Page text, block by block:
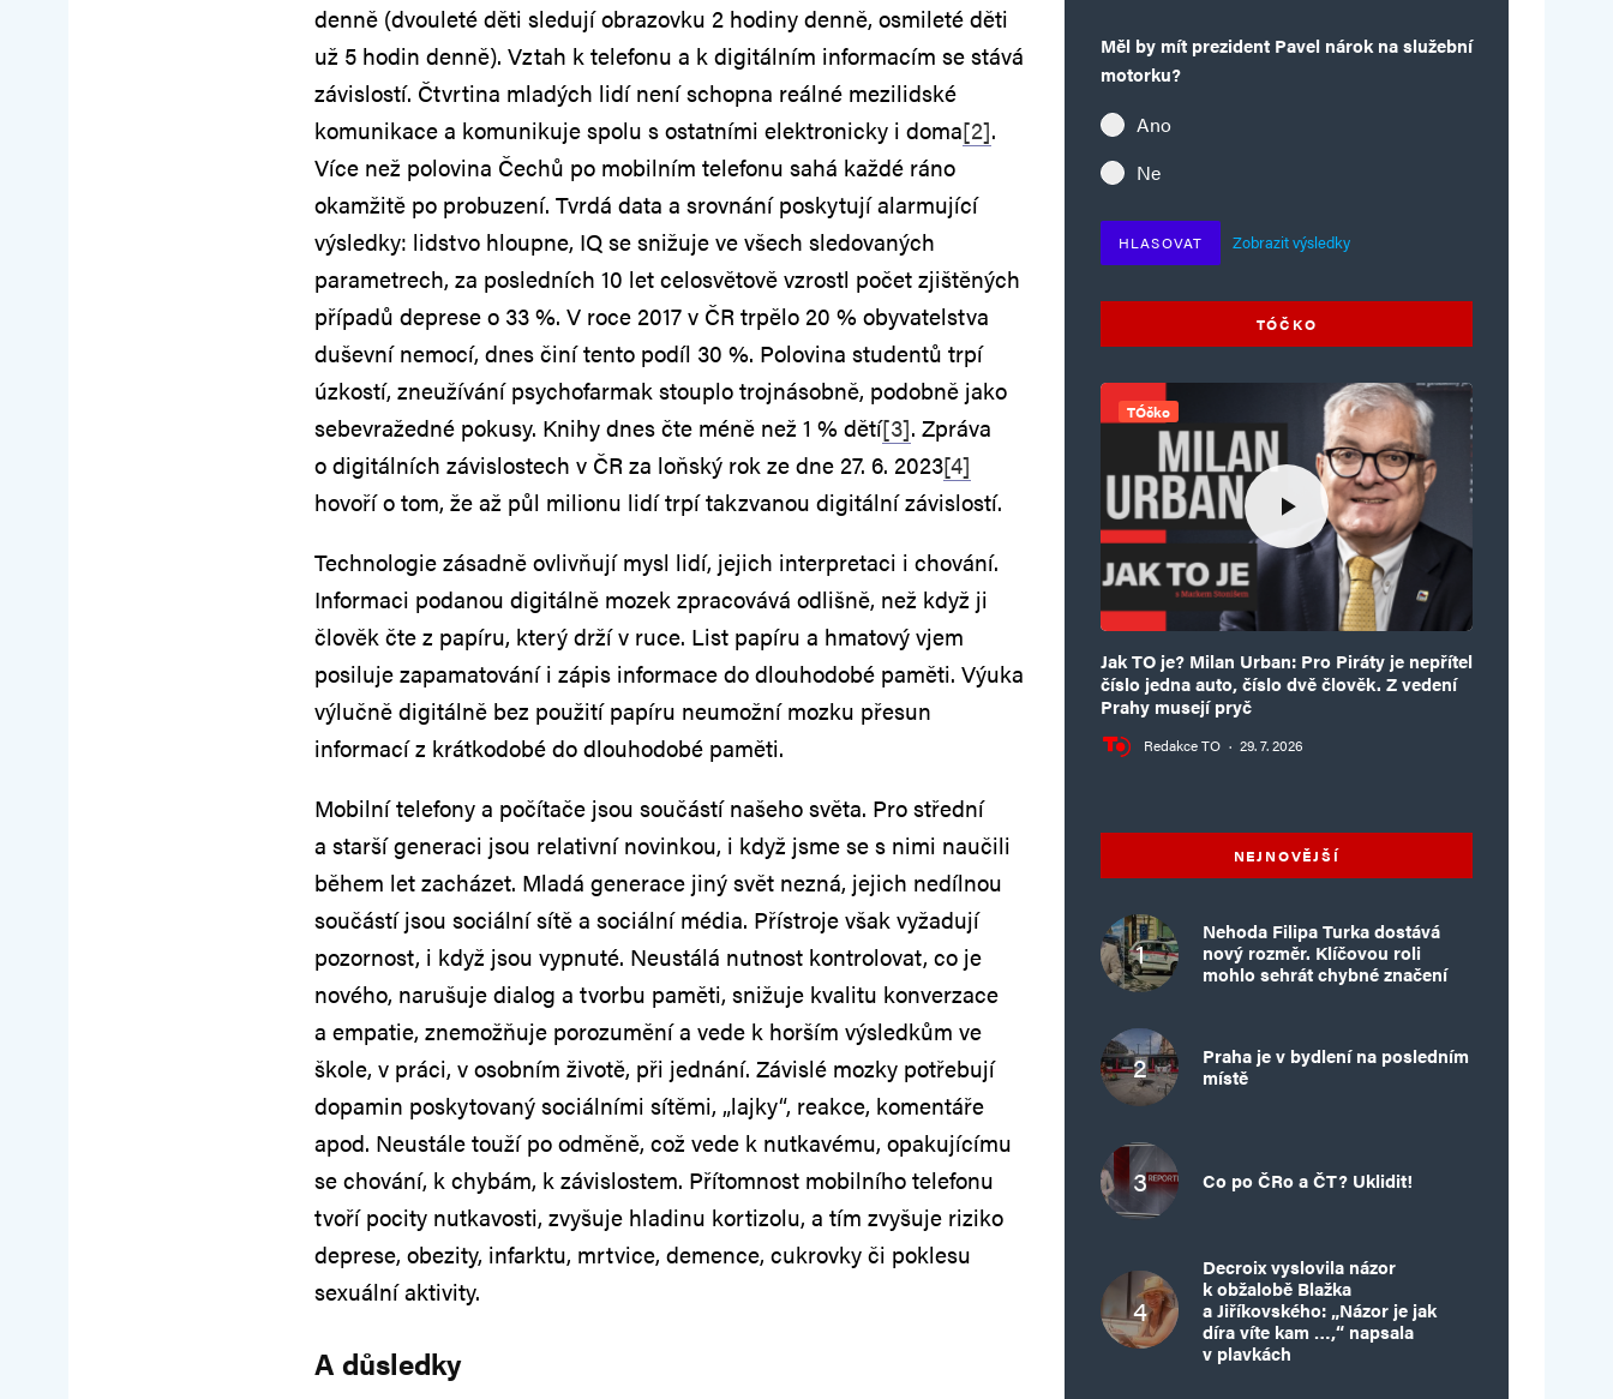
denně (dvouleté děti sledují obrazovku 2 hodiny denně, osmileté děti
už 5 hodin denně). Vztah k telefonu a k digitálním informacím se stává
závislostí. Čtvrtina mladých lidí není schopna reálné mezilidské
komunikace a komunikuje spolu s ostatními elektronicky i doma[2].
Více než polovina Čechů po mobilním telefonu sahá každé ráno
okamžitě po probuzení. Tvrdá data a srovnání poskytují alarmující
výsledky: lidstvo hloupne, IQ se snižuje ve všech sledovaných
parametrech, za posledních 10 let celosvětově vzrostl počet zjištěných
případů deprese o 33 %. V roce 2017 v ČR trpělo 20 % obyvatelstva
duševní nemocí, dnes činí tento podíl 30 %. Polovina studentů trpí
úzkostí, zneužívání psychofarmak stouplo trojnásobně, podobně jako
sebevražedné pokusy. Knihy dnes čte méně než 1 % dětí[3]. Zpráva
o digitálních závislostech v ČR za loňský rok ze dne 27. 6. 2023[4]
hovoří o tom, že až půl milionu lidí trpí takzvanou digitální závislostí.
Technologie zásadně ovlivňují mysl lidí, jejich interpretaci i chování.
Informaci podanou digitálně mozek zpracovává odlišně, než když ji
člověk čte z papíru, který drží v ruce. List papíru a hmatový vjem
posiluje zapamatování i zápis informace do dlouhodobé paměti. Výuka
výlučně digitálně bez použití papíru neumožní mozku přesun
informací z krátkodobé do dlouhodobé paměti.
Mobilní telefony a počítače jsou součástí našeho světa. Pro střední
a starší generaci jsou relativní novinkou, i když jsme se s nimi naučili
během let zacházet. Mladá generace jiný svět nezná, jejich nedílnou
součástí jsou sociální sítě a sociální média. Přístroje však vyžadují
pozornost, i když jsou vypnuté. Neustálá nutnost kontrolovat, co je
nového, narušuje dialog a tvorbu paměti, snižuje kvalitu konverzace
a empatie, znemožňuje porozumění a vede k horším výsledkům ve
škole, v práci, v osobním životě, při jednání. Závislé mozky potřebují
dopamin poskytovaný sociálními sítěmi, „lajky“, reakce, komentáře
apod. Neustále touží po odměně, což vede k nutkavému, opakujícímu
se chování, k chybám, k závislostem. Přítomnost mobilního telefonu
tvoří pocity nutkavosti, zvyšuje hladinu kortizolu, a tím zvyšuje riziko
deprese, obezity, infarktu, mrtvice, demence, cukrovky či poklesu
sexuální aktivity.
A důsledky
Měl by mít prezident Pavel nárok na služební
motorku?
Ano
Ne
HLASOVAT Zobrazit výsledky
TÓČKO
TÓčko
Jak TO je? Milan Urban: Pro Piráty je nepřítel
číslo jedna auto, číslo dvě člověk. Z vedení
Prahy musejí pryč
Redakce TO · 29. 7. 2026
NEJNOVĚJŠÍ
Nehoda Filipa Turka dostává
nový rozměr. Klíčovou roli
mohlo sehrát chybné značení
Praha je v bydlení na posledním
místě
Co po ČRo a ČT? Uklidit!
Decroix vyslovila názor
k obžalobě Blažka
a Jiříkovského: „Názor je jak
díra víte kam …,“ napsala
v plavkách